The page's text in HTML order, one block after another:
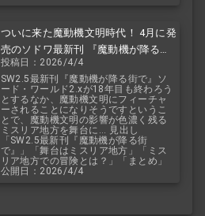
ついに来た魔動機文明時代！ 4月に発
売のソドワ最新刊 『魔動機が降る街
で』 紹介・予想・考察！
投稿日：2026/4/4
SW2.5最新刊『魔動機が降る街で』ソ
ード・ワールド2.xが18年目も終わろう
とするなか、魔動機文明にフィーチャ
ーされることになりそうですというこ
とで、魔動機文明の影響が色濃く残る
ミスリア地方を舞台に... 見出し
「SW2.5最新刊『魔動機が降る街
で』」「舞台はミスリア地方」「ミス
リア地方での冒険とは？」「まとめ」
公開日：2026/4/4